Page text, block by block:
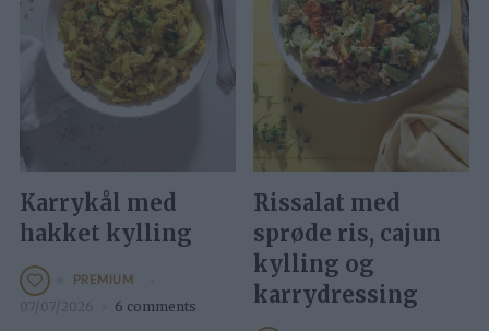
Karrykål med
hakket kylling
PREMIUM
07/07/2026 6 comments
Rissalat med
sprøde ris, cajun
kylling og
karrydressing